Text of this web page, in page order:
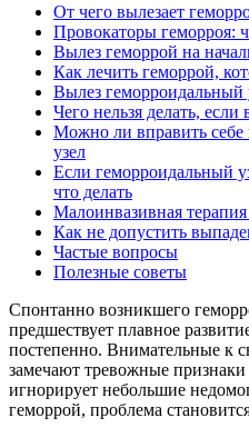
От чего вылезает
Провокаторы геморроя:
Вылез геморрой на
Как лечить геморрой,
Вылез геморроидальный
Чего нельзя делать,
Можно ли вправить
узел
Если геморроидальный
что делать
Малоинвазивная
Как не допустить
Частые вопросы
Полезные советы
Спонтанно возникшего
предшествует плавное
постепенно. Внимательные к
замечают тревожные признаки
игнорирует небольшие
геморрой, проблема